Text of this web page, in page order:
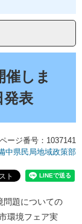
催しま
表
ページ番号：1037141
中県民局地域政策部
題についての
環境フェア実